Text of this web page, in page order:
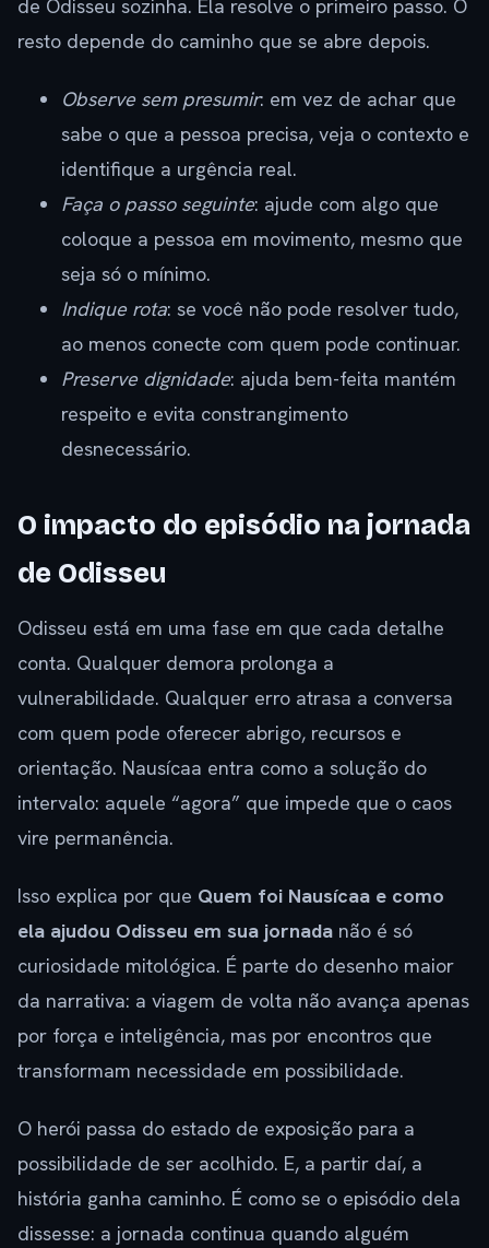
de Odisseu sozinha. Ela resolve o primeiro passo. O
resto depende do caminho que se abre depois.
Observe sem presumir: em vez de achar que
sabe o que a pessoa precisa, veja o contexto e
identifique a urgência real.
Faça o passo seguinte: ajude com algo que
coloque a pessoa em movimento, mesmo que
seja só o mínimo.
Indique rota: se você não pode resolver tudo,
ao menos conecte com quem pode continuar.
Preserve dignidade: ajuda bem-feita mantém
respeito e evita constrangimento
desnecessário.
O impacto do episódio na jornada
de Odisseu
Odisseu está em uma fase em que cada detalhe
conta. Qualquer demora prolonga a
vulnerabilidade. Qualquer erro atrasa a conversa
com quem pode oferecer abrigo, recursos e
orientação. Nausícaa entra como a solução do
intervalo: aquele “agora” que impede que o caos
vire permanência.
Isso explica por que Quem foi Nausícaa e como
ela ajudou Odisseu em sua jornada não é só
curiosidade mitológica. É parte do desenho maior
da narrativa: a viagem de volta não avança apenas
por força e inteligência, mas por encontros que
transformam necessidade em possibilidade.
O herói passa do estado de exposição para a
possibilidade de ser acolhido. E, a partir daí, a
história ganha caminho. É como se o episódio dela
dissesse: a jornada continua quando alguém